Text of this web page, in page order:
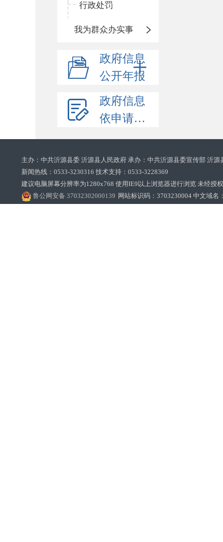
行政处罚
我为群众办实事
政府信息
公开年报
政府信息
依申请公开
主办：中共沂源县委 沂源县人民政府 承办：中共沂源县委宣传部 沂
新闻热线：0533-3230316 技术支持：0533-3228369‌‌
建议电脑屏幕分辨率为1280x768 使用IE9以上浏览器进行浏览 未经授
鲁公网安备 37032302000139 网站标识码：3703230004 中文域名